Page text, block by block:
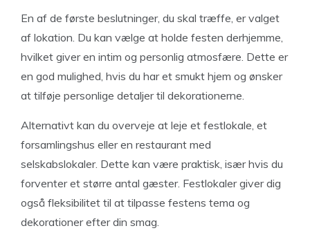
En af de første beslutninger, du skal træffe, er valget
af lokation. Du kan vælge at holde festen derhjemme,
hvilket giver en intim og personlig atmosfære. Dette er
en god mulighed, hvis du har et smukt hjem og ønsker
at tilføje personlige detaljer til dekorationerne.
Alternativt kan du overveje at leje et festlokale, et
forsamlingshus eller en restaurant med
selskabslokaler. Dette kan være praktisk, især hvis du
forventer et større antal gæster. Festlokaler giver dig
også fleksibilitet til at tilpasse festens tema og
dekorationer efter din smag.